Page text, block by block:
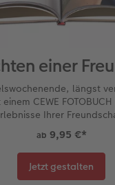
einer
längst
CEWE
Ihrer
ab 9,95 €*
Jetzt gestalten